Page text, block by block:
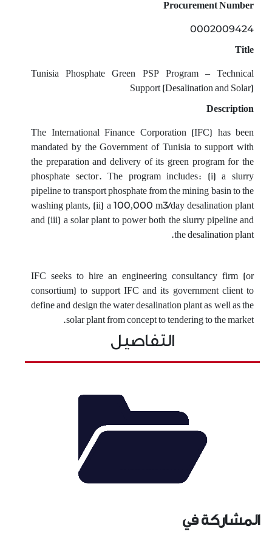
Procurement Number
0002009424
Title
Tunisia Phosphate Green PSP Program – Technical
Support (Desalination and Solar)
Description
The International Finance Corporation (IFC) has been
mandated by the Government of Tunisia to support with
the preparation and delivery of its green program for the
phosphate sector. The program includes: (i) a slurry
pipeline to transport phosphate from the mining basin to the
washing plants, (ii) a 100,000 m3/day desalination plant
and (iii) a solar plant to power both the slurry pipeline and
the desalination plant.
IFC seeks to hire an engineering consultancy firm (or
consortium) to support IFC and its government client to
define and design the water desalination plant as well as the
solar plant from concept to tendering to the market.
التفاصيل
المشاركة في